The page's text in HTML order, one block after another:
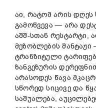
აი, რატომ არის
გამოწვევა — არა
აშშ-სთან რესტარტი,
მეზობლების
ტრანზიტული
ზანგეზურის
არასოდეს წავა
სწორედ სიცივე და
საშუალება,